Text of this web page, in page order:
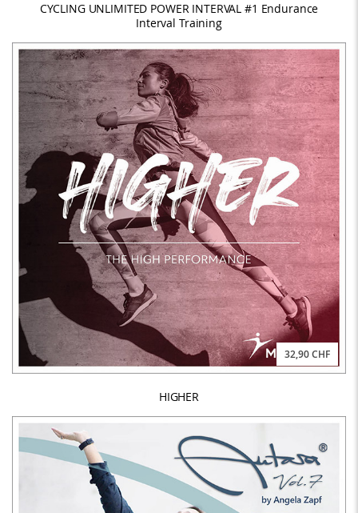
CYCLING UNLIMITED POWER INTERVAL #1 Endurance
Interval Training
32,90 CHF
HIGHER